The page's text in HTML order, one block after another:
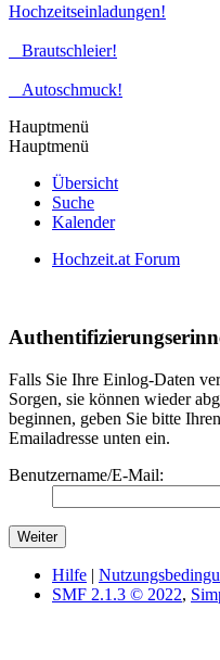
Hochzeitseinladungen!
Brautschleier!
Autoschmuck!
Hauptmenü
Hauptmenü
Übersicht
Suche
Kalender
Hochzeit.at Forum
Falls Sie Ihre Einlog-Daten
Sorgen, sie können wieder
beginnen, geben Sie bitte
Emailadresse unten ein.
Benutzername/E-Mail:
Hilfe |
SMF 2.1.3 © 2022,